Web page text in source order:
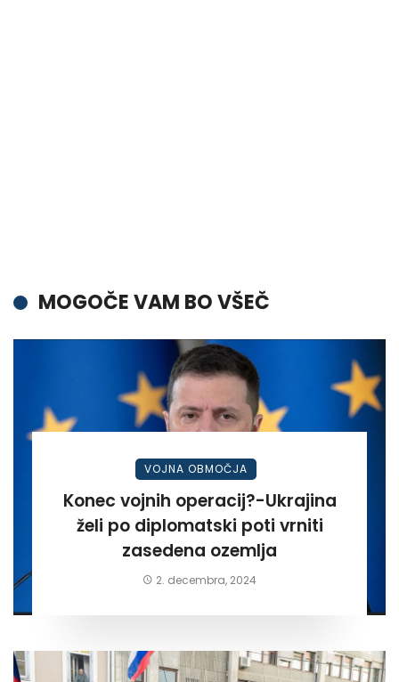
MOGOČE VAM BO VŠEČ
VOJNA OBMOČJA
Konec vojnih operacij?-Ukrajina
želi po diplomatski poti vrniti
zasedena ozemlja
2. decembra, 2024